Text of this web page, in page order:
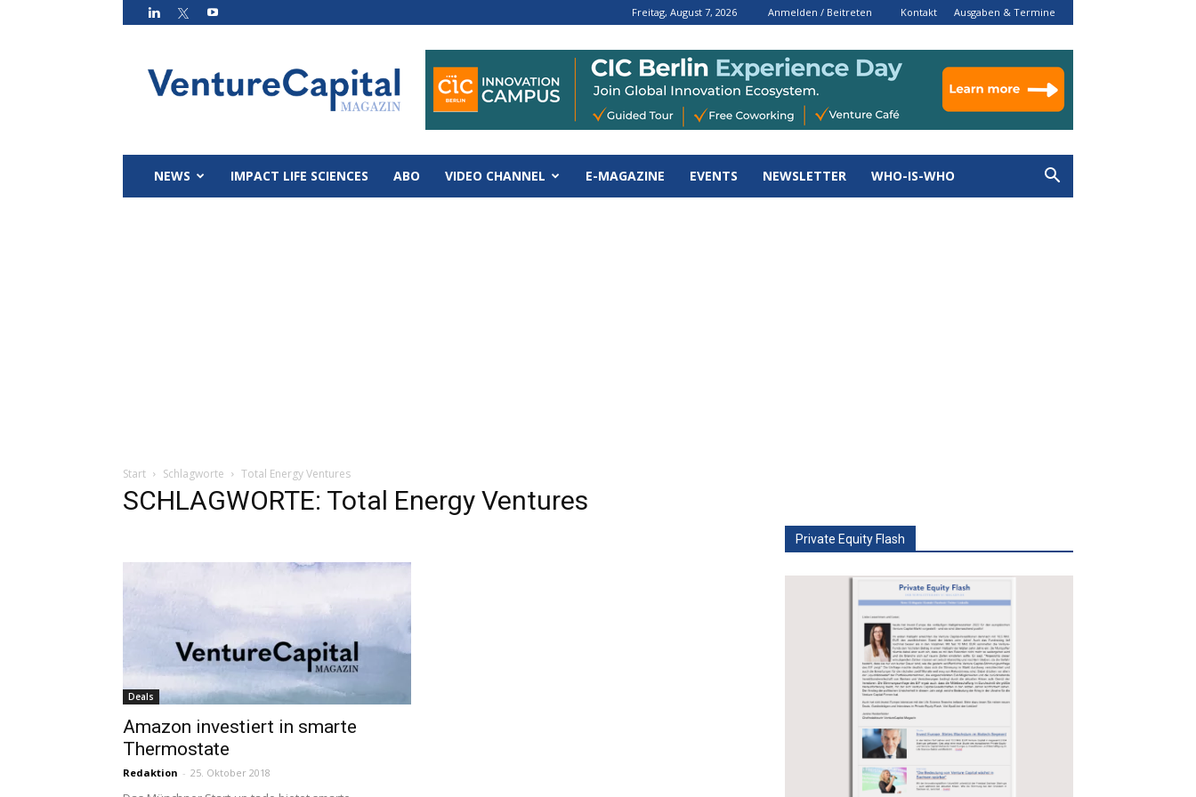
Freitag, August 7, 2026 Anmelden / Beitreten Kontakt Ausgaben & Termine
Magazin
NEWS IMPACT LIFE SCIENCES ABO VIDEO CHANNEL E-MAGAZINE EVENTS NEWSLETTER WHO-IS-WHO
Start Schlagworte Total Energy Ventures
SCHLAGWORTE: Total Energy Ventures
Deals
Amazon investiert in smarte
Thermostate
Redaktion - 25. Oktober 2018
Private Equity Flash